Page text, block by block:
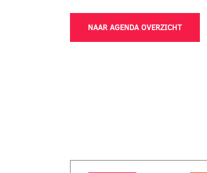
NAAR AGENDA OVERZICHT